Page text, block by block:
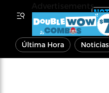
Última Hora Noticias
Advertisements